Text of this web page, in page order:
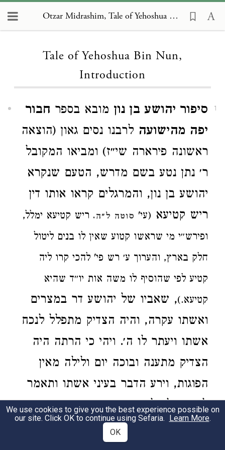
Otzar Midrashim, Tale of Yehoshua Bin Nun, Introduction
Tale of Yehoshua Bin Nun,
Introduction
1 סיפור יהושע בן נון מובא בספר חבור
יפה מהישועה לרבנו נסים גאון (הוצאה
ראשונה פירארה שי״ז) ומביאו המקובל
ר׳ נתן נטע בשם מדרש, הטעם שנקרא
יהושע בן נון, והמרגלים קראו אותו דין
ריש קטיעא (עי' סוטה ל״ה. ריש קטיעא ימלל,
ופירש״י מי שראשו קטוע שאין לו בנים ליטול
חלק בארץ, והערוך ע׳ רש פי' להכי קרו ליה
קטיע לפי שהוסיף לו משה אות יו״ד שהיא
קטיעא.), שאביו של יהושע דר במצרים
ואשתו עקרה, והיה הצדיק מתפלל לנכח
אשתו ויעתר לו ה׳. ויהי כי הרתה היה
הצדיק מתענה ובוכה יום ולילה מאין
הפוגות, וירע הדבר בעיני אשתו ותאמר
לו היה לך לשמוח כי שמע ה׳ את
תפלתך ולא ענה אותה, ויהי כדברה אליו
We use cookies to give you the best experience possible on
our site. Click OK to continue using Sefaria. Learn More.
OK